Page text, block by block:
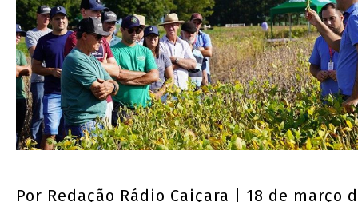
Por Redação Rádio Caiçara | 18 de março